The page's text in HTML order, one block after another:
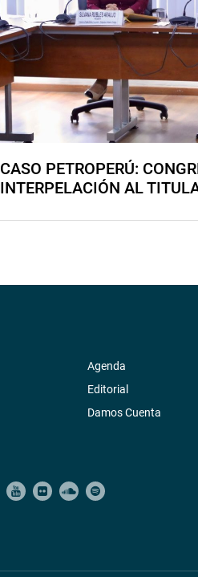
CASO PETROPERÚ:
INTERPELACIÓN AL
Agenda
Editorial
Damos Cuenta